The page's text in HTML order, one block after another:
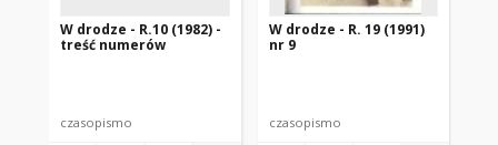
W drodze - R.10 (1982) -
treść numerów
czasopismo
W drodze - R. 19 (1991)
nr 9
czasopismo